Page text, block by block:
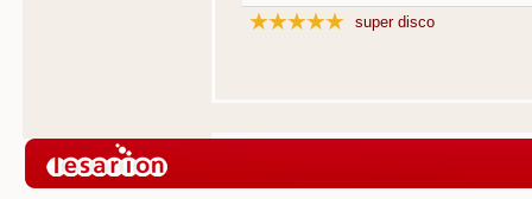
super disco